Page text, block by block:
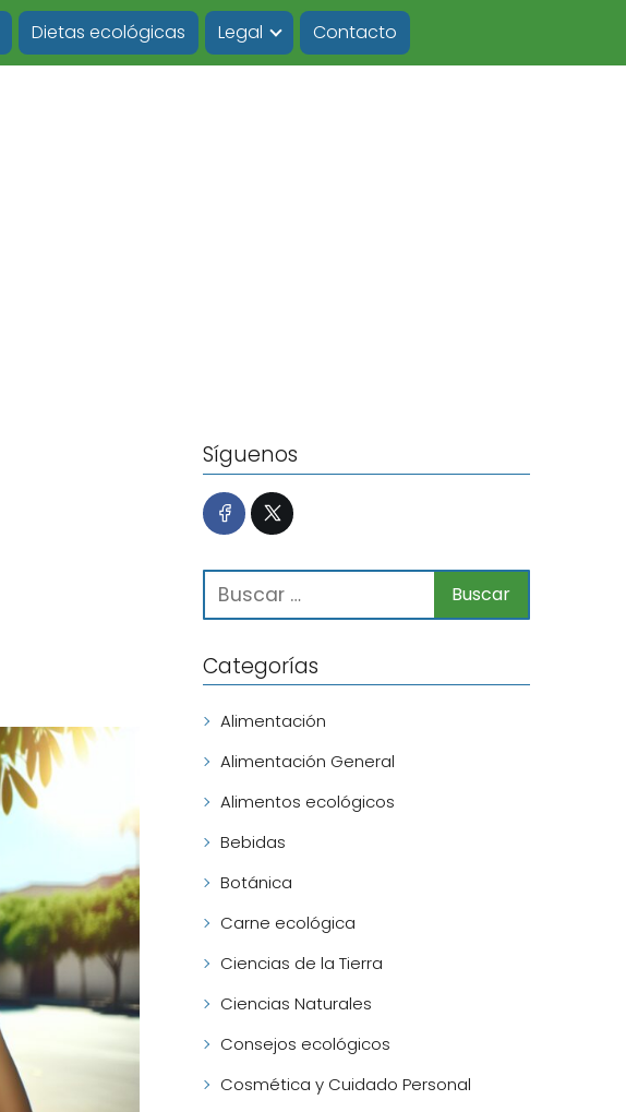
Dietas ecológicas Legal Contacto
Síguenos
Categorías
Alimentación
Alimentación General
Alimentos ecológicos
Bebidas
Botánica
Carne ecológica
Ciencias de la Tierra
Ciencias Naturales
Consejos ecológicos
Cosmética y Cuidado Personal